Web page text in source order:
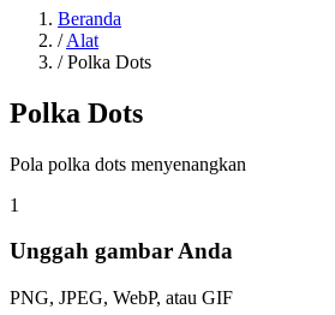
Beranda
/ Alat
/ Polka Dots
Polka Dots
Pola polka dots menyenangkan
1
Unggah gambar Anda
PNG, JPEG, WebP, atau GIF